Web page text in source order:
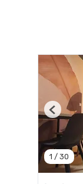
1 / 30